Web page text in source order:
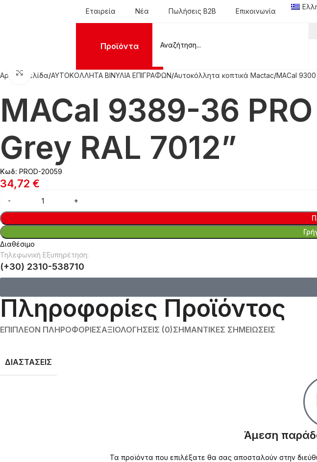
Εταιρεία Νέα Πωλήσεις B2B Επικοινωνία
Προϊόντα
Αρχική σελίδα ΑΥΤΟΚΟΛΛΗΤΑ ΒΙΝΥΛΙΑ ΕΠΙΓΡΑΦΩΝ Αυτοκόλλητα κοπτικά Mactac MACal
Click to enlarge
MACal 9389-36
Grey RAL 7012”
Κωδ: PROD-20059
34,72 €
Διαθέσιμο
Τηλεφωνική Εξυπηρέτηση:
(+30) 2310-538710
Πληροφορίες Προϊόντος
ΕΠΙΠΛΈΟΝ ΠΛΗΡΟΦΟΡΊΕΣΑΞΙΟΛΟΓΉΣΕΙΣ (0)ΣΗΜΑΝΤΙΚΈΣ ΣΗΜΕΙΏΣΕΙΣ
ΔΙΑΣΤΆΣΕΙΣ
Άμεση
Τα προϊόντα που επιλέξατε θα σας αποσταλούν στην